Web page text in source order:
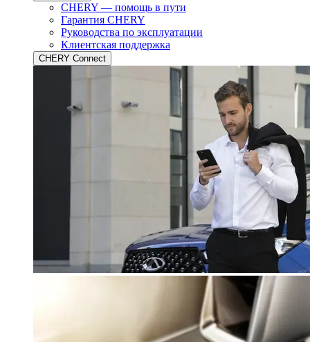
CHERY — помощь в пути
Гарантия CHERY
Руководства по эксплуатации
Клиентская поддержка
CHERY Connect